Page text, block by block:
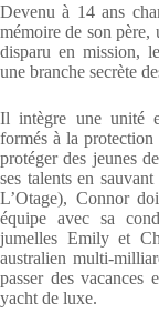
Devenu à 14 ans
mémoire de son père,
disparu en mission,
une branche secrète
Il intègre une unité
formés à la
protéger des jeunes
ses talents en
L’Otage), Connor
équipe avec sa
jumelles Emily et
australien multi-
passer des
yacht de luxe.